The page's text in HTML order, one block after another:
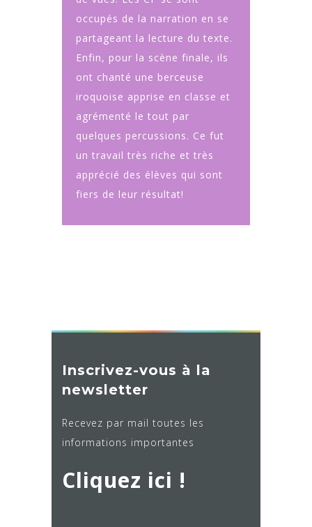
occupés de la narration en se
partageant la lecture du texte.
Enfin, pour la scène finale, ils
ont chanté une berceuse
iroquoise apprise en classe et
agrémenté le tout par
quelques percussions. Ce fut
un travail très riche et très
apprécié des élèves qui sont
fiers de leur résultat!
Inscrivez-vous à la
newsletter
Recevez par mail toutes les
informations importantes
Cliquez ici !